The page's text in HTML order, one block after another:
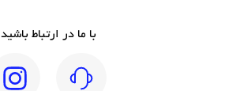
با ما در ارتباط باشید